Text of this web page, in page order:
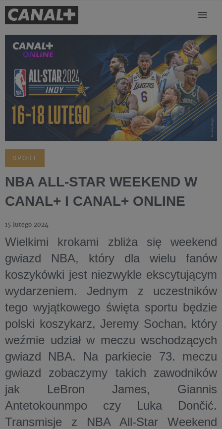
SPORT
NBA ALL-STAR WEEKEND W
CANAL+ I CANAL+ ONLINE
15 lutego 2024
Wielkimi krokami zbliża się weekend
gwiazd NBA, który dla wielu fanów
koszykówki jest niezwykle ekscytującym
wydarzeniem. Jednym z uczestników
tego wyjątkowego święta sportu będzie
polski koszykarz, Jeremy Sochan, który
weźmie udział w meczu wschodzących
gwiazd NBA. Na parkiecie 73. meczu
gwiazd zobaczymy takich zawodników
jak LeBron James, Giannis
Antetokounmpo czy Luka Dončić.
Transmisje z NBA All-Star Weekend